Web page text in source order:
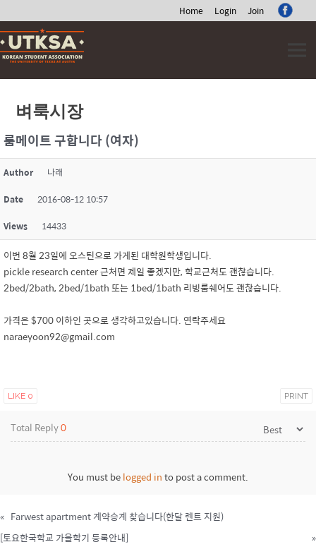
Home Login Join
Skip
to
content
벼룩시장
룸메이트 구합니다 (여자)
Author 나래
Date 2016-08-12 10:57
Views 14433
이번 8월 23일에 오스틴으로 가게된 대학원학생입니다.
pickle research center 근처면 제일 좋겠지만, 학교근처도 괜찮습니다.
2bed/2bath, 2bed/1bath 또는 1bed/1bath 리빙룸쉐어도 괜찮습니다.
가격은 $700 이하인 곳으로 생각하고있습니다. 연락주세요
naraeyoon92@gmail.com
LIKE 0 PRINT
Total Reply0
You must belogged into post a comment.
« Farwest apartment 계약승계 찾습니다(한달 렌트 지원)
[토요한국학교 가을학기 등록안내]
»